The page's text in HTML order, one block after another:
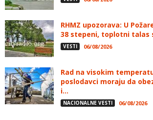
RHMZ upozorava: U
38 stepeni, toplotni talas
VESTI 06/08/2026
Rad na visokim
poslodavci moraju da
i...
NACIONALNE VESTI 06/08/2026